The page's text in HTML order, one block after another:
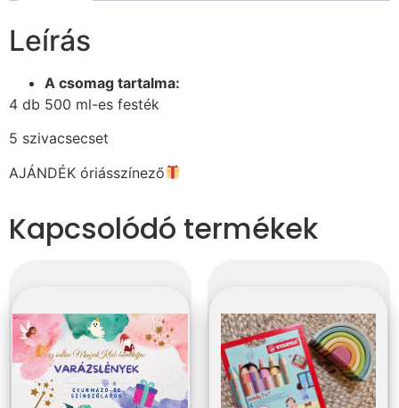
Leírás
A csomag tartalma:
4 db 500 ml-es festék
5 szivacsecset
AJÁNDÉK óriásszínező
Kapcsolódó termékek